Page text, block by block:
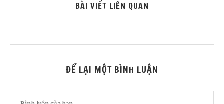
BÀI VIẾT LIÊN QUAN
ĐỂ LẠI MỘT BÌNH LUẬN